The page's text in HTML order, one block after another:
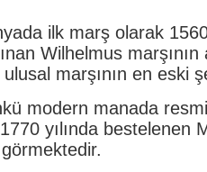
ilk marş olarak
Wilhelmus marşının
marşının en eski
modern manada
1770 yılında bestelenen